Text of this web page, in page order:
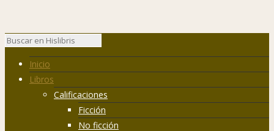
Inicio
Libros
Calificaciones
Ficción
No ficción